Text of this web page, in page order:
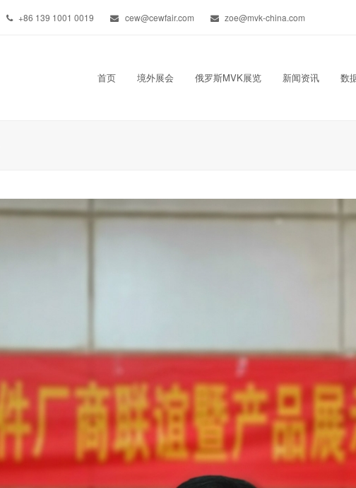
+86 139 1001 0019 cew@cewfair.com zoe@mvk-china.com
首页 境外展会 俄罗斯MVK展览 新闻资讯 数